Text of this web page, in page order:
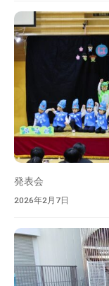
発表会
2026年2月7日